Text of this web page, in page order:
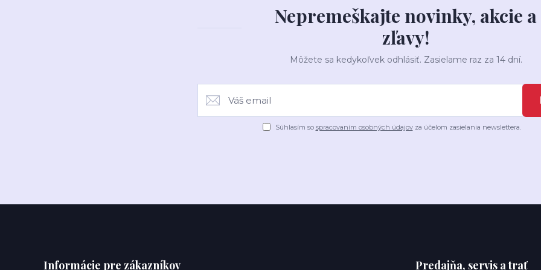
Nepremeškajte novinky, akcie a
zľavy!
Môžete sa kedykoľvek odhlásiť. Zasielame raz za 14 dní.
Súhlasím so spracovaním osobných údajovza účelom zasielania newslettera.
Informácie pre zákazníkov Predajňa, servis a trať